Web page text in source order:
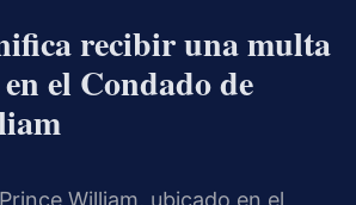
recibir una multa
el Condado de
William, ubicado en el